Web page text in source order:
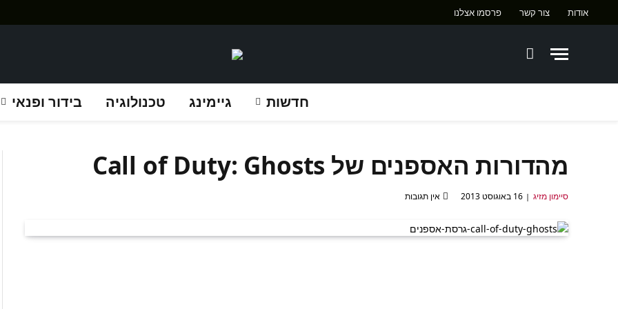
אודות צור קשר פרסמו אצלנו
חדשות גיימינג טכנולוגיה בידור ופנאי
מהדורות האספנים של Call of Duty: Ghosts
סיימון מזיג 16 באוגוסט 2013 אין תגובות